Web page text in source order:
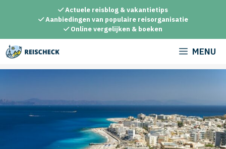
inhoud
Actuele reisblog & vakantietips
Aanbiedingen van populaire reisorganisatie
Online vergelijken & boeken
MENU